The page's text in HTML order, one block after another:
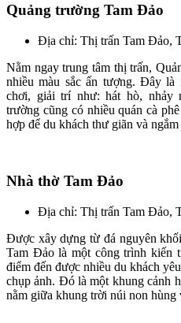
Quảng trường Tam Đảo
Địa chỉ: Thị trấn Tam Đảo,
Nằm ngay trung tâm thị trấn,
nhiều màu sắc ấn tượng. Đây
chơi, giải trí như: hát hò, nhảy
trường cũng có nhiều quán cà
hợp để du khách thư giãn và ngắm
Nhà thờ Tam Đảo
Địa chỉ: Thị trấn Tam Đảo,
Được xây dựng từ đá nguyên
Tam Đảo là một công trình kiến
điểm đến được nhiều du khách
chụp ảnh. Đó là một khung cảnh
nằm giữa khung trời núi non hùng